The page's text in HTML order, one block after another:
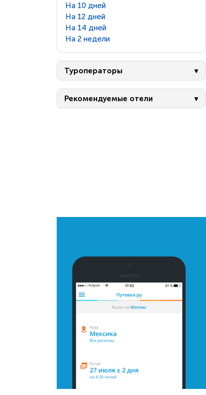
На 10 дней
На 12 дней
На 14 дней
На 2 недели
Туроператоры
Рекомендуемые отели